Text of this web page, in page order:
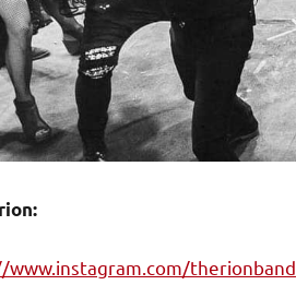
www.instagram.com/therionband